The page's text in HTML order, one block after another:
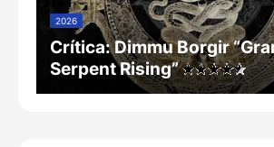
2026
Crítica: Dimmu Borgir
Serpent Rising”